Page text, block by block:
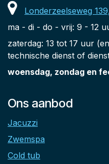
Londerzeelseweg
ma - di - do - vrij: 9 - 12
zaterdag: 13 tot 17 uur
technische dienst of
woensdag, zondag en
Ons aanbod
Jacuzzi
Zwemspa
Cold tub